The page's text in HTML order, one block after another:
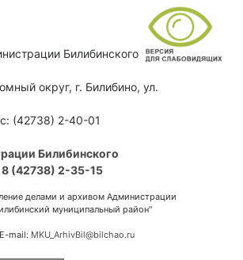
Билибинского
округ, г. Билибино, ул.
(42738) 2-40-01
Билибинского
8 (42738) 2-35-15
делами и архивом Администрации
муниципальный район"
mail: MKU_ArhivBil@bilchao.ru